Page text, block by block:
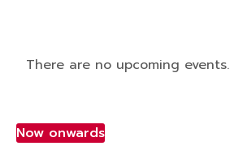
There are no upcoming events.
Now onwards